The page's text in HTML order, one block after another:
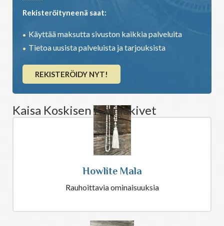
Rekisteröityneenä saat:
Käyttää maksutta sivuston kaikkia palveluita
Tietoa uusista palveluista ja tarjouksista
REKISTERÖIDY NYT!
Kaisa Koskisen Karmakivet
Howlite Mala
Rauhoittavia ominaisuuksia